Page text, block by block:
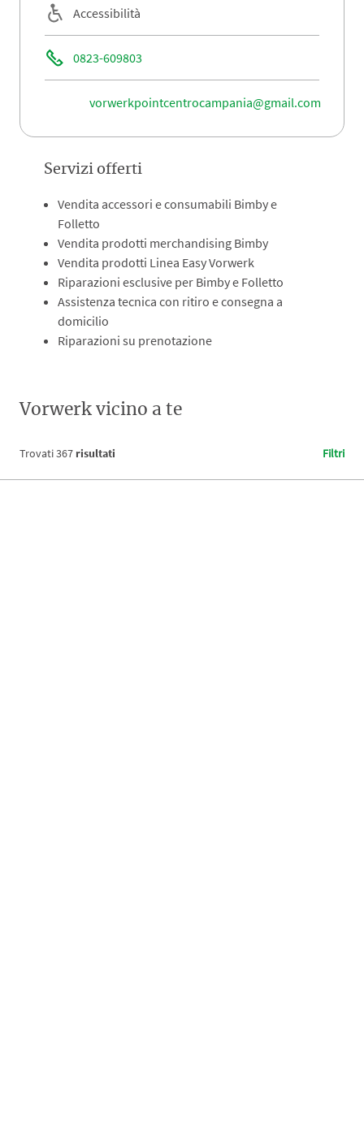
Accessibilità
0823-609803
vorwerkpointcentrocampania@gmail.com
Servizi offerti
Vendita accessori e consumabili Bimby e
Folletto
Vendita prodotti merchandising Bimby
Vendita prodotti Linea Easy Vorwerk
Riparazioni esclusive per Bimby e Folletto
Assistenza tecnica con ritiro e consegna a
domicilio
Riparazioni su prenotazione
Vorwerk vicino a te
Trovati367 risultati Filtri